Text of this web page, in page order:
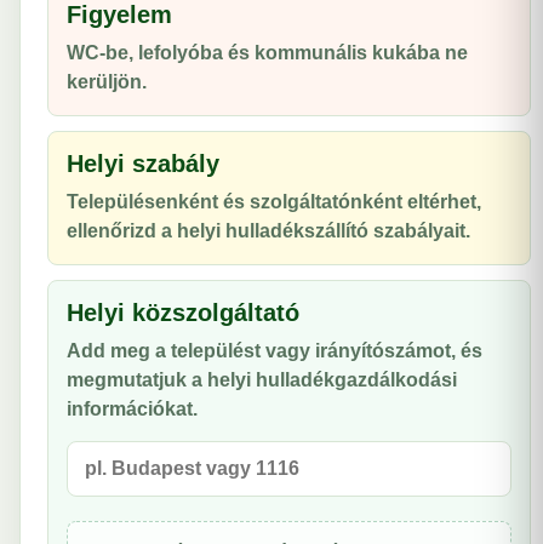
Figyelem
WC-be, lefolyóba és kommunális kukába ne
kerüljön.
Helyi szabály
Településenként és szolgáltatónként eltérhet,
ellenőrizd a helyi hulladékszállító szabályait.
Helyi közszolgáltató
Add meg a települést vagy irányítószámot, és
megmutatjuk a helyi hulladékgazdálkodási
információkat.